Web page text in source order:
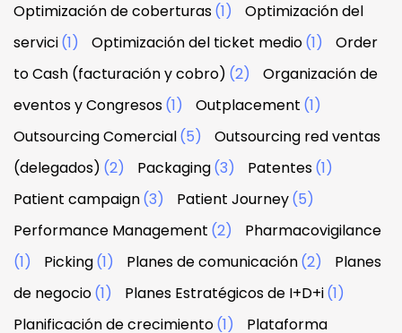
Optimización de coberturas(1)
Optimización del
servici(1) Optimización del ticket medio(1)
Order
to Cash (facturación y cobro) (2)
Organización de
eventos y Congresos(1) Outplacement (1)
Outsourcing Comercial(5)
Outsourcing red ventas
(delegados) (2) Packaging(3) Patentes(1)
Patient campaign(3) Patient Journey(5)
Performance Management (2)
Pharmacovigilance
(1)
Picking(1) Planes de comunicación(2)
Planes
de negocio(1) Planes Estratégicos de I+D+i(1)
Planificación de crecimiento(1) Plataforma